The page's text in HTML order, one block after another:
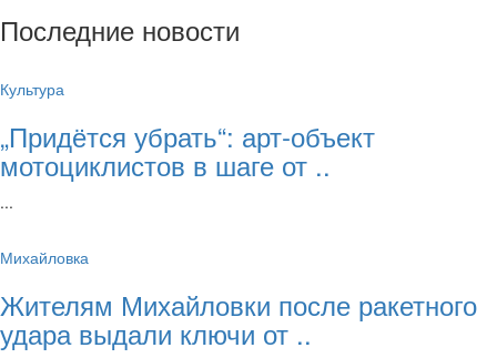
Последние новости
Культура
„Придётся убрать“: арт‑объект
мотоциклистов в шаге от ..
...
Михайловка
Жителям Михайловки после ракетного
удара выдали ключи от ..